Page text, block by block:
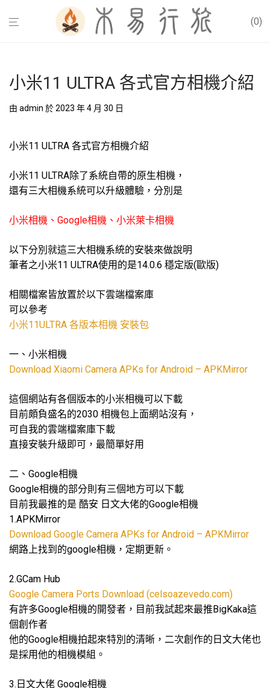
0
小米11 ULTRA 各式官方相機介紹
由 admin 於 2023 年 4 月 30 日
小米11 ULTRA 各式官方相機介紹
小米11 ULTRA除了系統自帶的原生相機，
還有三大相機系統可以升級體驗，分別是
小米相機、Google相機、小米萊卡相機
以下分別就這三大相機系統的安裝來做說明
筆者之小米11 ULTRA使用的是14.0.6 穩定版(歐版)
相關檔案皆放置於以下雲端檔案庫
可以參考
小米11ULTRA 各版本相機 安裝包
一、小米相機
Download Xiaomi Camera APKs for Android – APKMirror
這個網站有各個版本的小米相機可以下載
目前頗負盛名的2030 相機包上面網站沒有，
可自我的雲端檔案庫下載
直接安裝升級即可，最簡單好用
二、Google相機
Google相機的部分則有三個地方可以下載
目前我最推的是 酷安 日文大佬的Google相機
1.APKMirror
Download Google Camera APKs for Android – APKMirror
網路上找到的google相機，定期更新。
2.GCam Hub
Google Camera Ports Download (celsoazevedo.com)
有許多Google相機的開發者，目前我試起來最推BigKaka這
個創作者
他的Google相機拍起來特別的清晰，二次創作的日文大佬也
是採用他的相機模組。
3.日文大佬 Google相機